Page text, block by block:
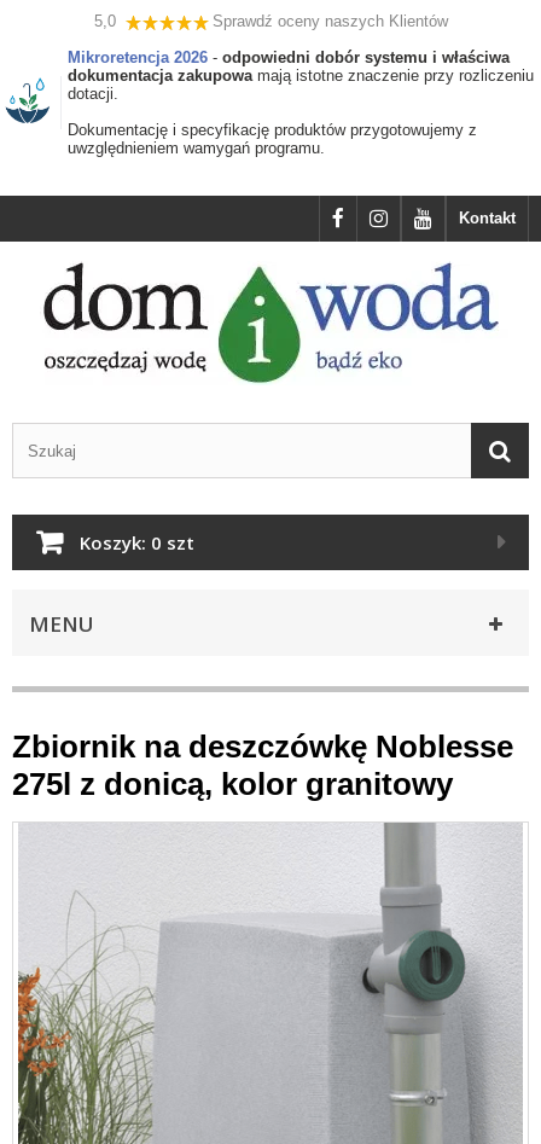
5,0
Sprawdź oceny naszych Klientów
Mikroretencja 2026 - odpowiedni dobór systemu i właściwa
dokumentacja zakupowamają istotne znaczenie przy rozliczeniu
dotacji.
Dokumentację i specyfikację produktów przygotowujemy z
uwzględnieniem wamygań programu.
Kontakt
Koszyk: 0 szt
MENU
Zbiornik na deszczówkę Noblesse
275l z donicą, kolor granitowy